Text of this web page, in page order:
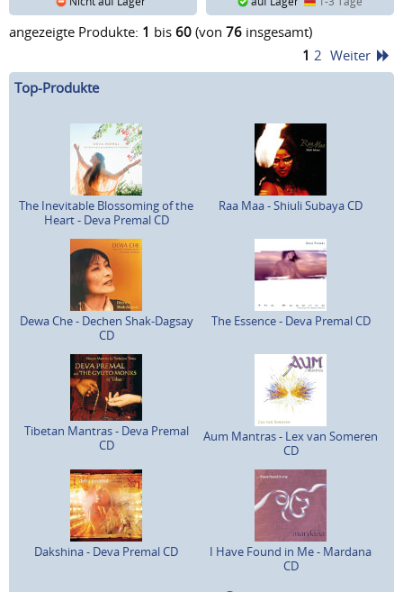
angezeigte Produkte: 1 bis 60 (von 76 insgesamt)
1 2 Weiter
Top-Produkte
The Inevitable Blossoming of the
Heart - Deva Premal CD
Raa Maa - Shiuli Subaya CD
Dewa Che - Dechen Shak-Dagsay
CD
The Essence - Deva Premal CD
Tibetan Mantras - Deva Premal
CD
Aum Mantras - Lex van Someren
CD
Dakshina - Deva Premal CD
I Have Found in Me - Mardana
CD